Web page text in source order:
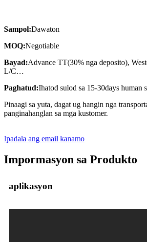
Sampol:Dawaton
MOQ:Negotiable
Bayad:Advance TT(30% nga deposito),
L/C…
Paghatud:Ihatod sulod sa 15-30days human
Pinaagi sa yuta, dagat ug hangin nga
panginahanglan sa mga kustomer.
Ipadala ang email kanamo
Impormasyon sa Produkto
aplikasyon